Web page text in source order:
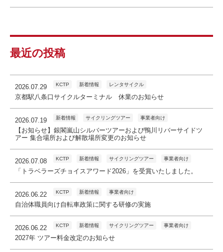
最近の投稿
2026.07.29 KCTP 新着情報 レンタサイクル
京都駅八条口サイクルターミナル 休業のお知らせ
2026.07.19 新着情報 サイクリングツアー 事業者向け
【お知らせ】銀閣嵐山シルバーツアーおよび鴨川リバーサイドツ
アー 集合場所および解散場所変更のお知らせ
2026.07.08 KCTP 新着情報 サイクリングツアー 事業者向け
「トラベラーズチョイスアワード2026」を受賞いたしました。
2026.06.22 KCTP 新着情報 事業者向け
自治体職員向け自転車政策に関する研修の実施
2026.06.22 KCTP 新着情報 サイクリングツアー 事業者向け
2027年 ツアー料金改定のお知らせ